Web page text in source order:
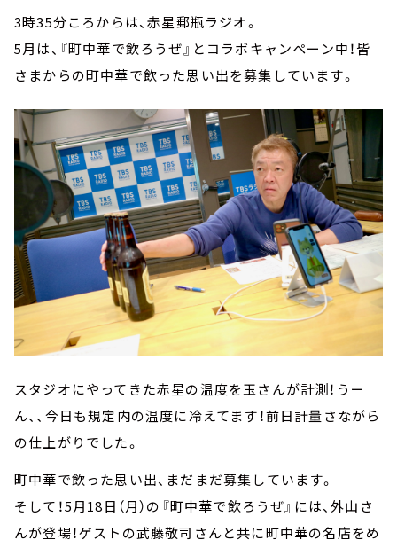
3時35分ころからは、赤星郵瓶ラジオ。
5月は、『町中華で飲ろうぜ』とコラボキャンペーン中！皆
さまからの町中華で飲った思い出を募集しています。
スタジオにやってきた赤星の温度を玉さんが計測！うー
ん、、今日も規定内の温度に冷えてます！前日計量さながら
の仕上がりでした。
町中華で飲った思い出、まだまだ募集しています。
そして！5月18日（月）の『町中華で飲ろうぜ』には、外山さ
んが登場！ゲストの武藤敬司さんと共に町中華の名店をめ